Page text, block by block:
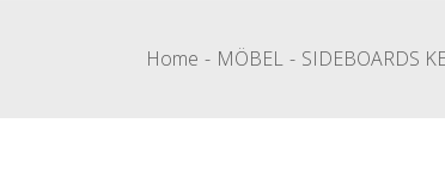
EESTISCHE
Home MÖBEL SIDEBOARDS